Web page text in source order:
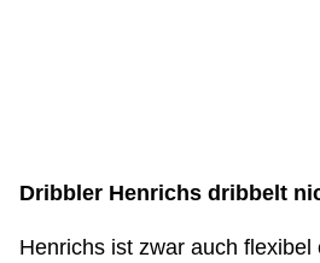
Dribbler Henrichs dribbelt
Henrichs ist zwar auch